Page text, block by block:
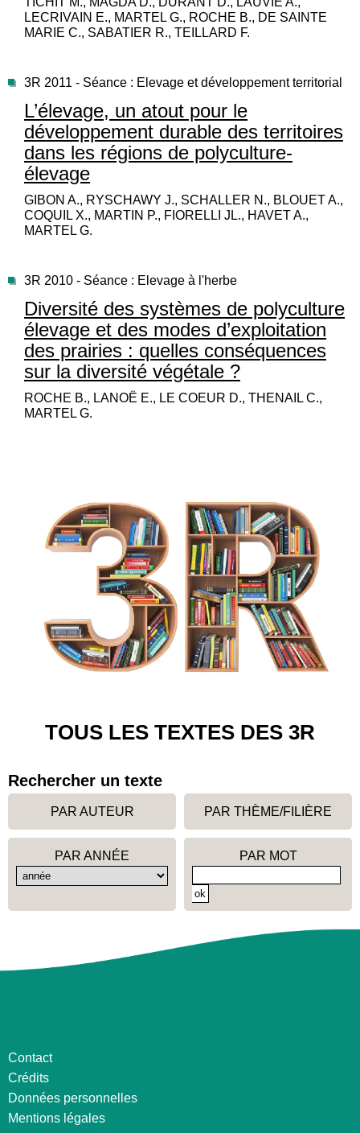
LECRIVAIN E., MARTEL G., ROCHE B., DE SAINTE
MARIE C., SABATIER R., TEILLARD F.
3R 2011 - Séance : Elevage et développement territorial
L’élevage, un atout pour le
développement durable des territoires
dans les régions de polyculture-
élevage
GIBON A., RYSCHAWY J., SCHALLER N., BLOUET A.,
COQUIL X., MARTIN P., FIORELLI JL., HAVET A.,
MARTEL G.
3R 2010 - Séance : Elevage à l'herbe
Diversité des systèmes de polyculture
élevage et des modes d’exploitation
des prairies : quelles conséquences
sur la diversité végétale ?
ROCHE B., LANOË E., LE COEUR D., THENAIL C.,
MARTEL G.
TOUS LES TEXTES DES 3R
Rechercher un texte
PAR AUTEUR PAR THÈME/FILIÈRE
PAR ANNÉE PAR MOT
Contact
Crédits
Données personnelles
Mentions légales